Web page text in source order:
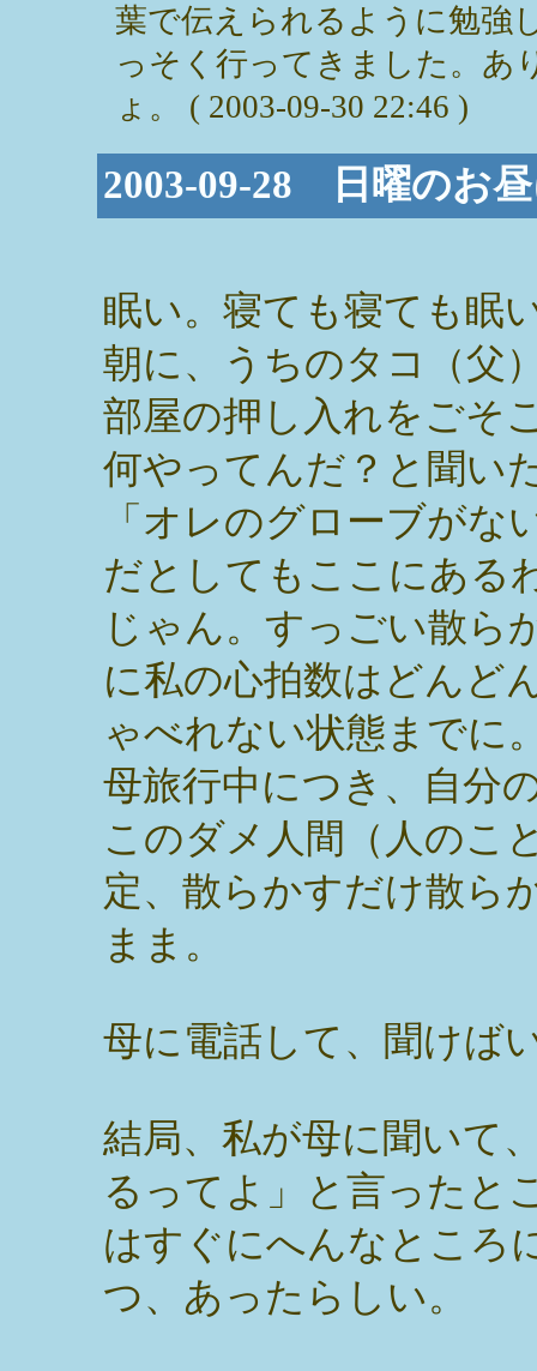
葉で伝えられるように勉強
っそく行ってきました。あ
ょ。 ( 2003-09-30 22:46 )
2003-09-28 日曜のお
眠い。寝ても寝ても眠
朝に、うちのタコ（父
部屋の押し入れをごそ
何やってんだ？と聞い
「オレのグローブがな
だとしてもここにある
じゃん。すっごい散ら
に私の心拍数はどんど
ゃべれない状態までに
母旅行中につき、自分
このダメ人間（人のこ
定、散らかすだけ散ら
まま。
母に電話して、聞けば
結局、私が母に聞いて
るってよ」と言ったと
はすぐにへんなところ
つ、あったらしい。